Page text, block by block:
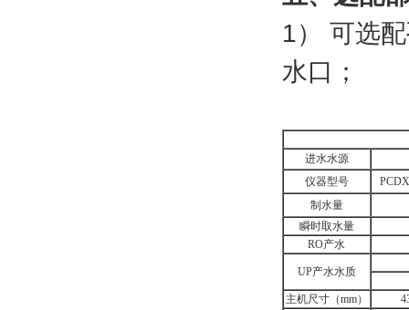
1） 可选
水口；
进水水源
仪器型号
制水量
瞬时取水量
RO产水
UP产水水质
主机尺寸（mm）